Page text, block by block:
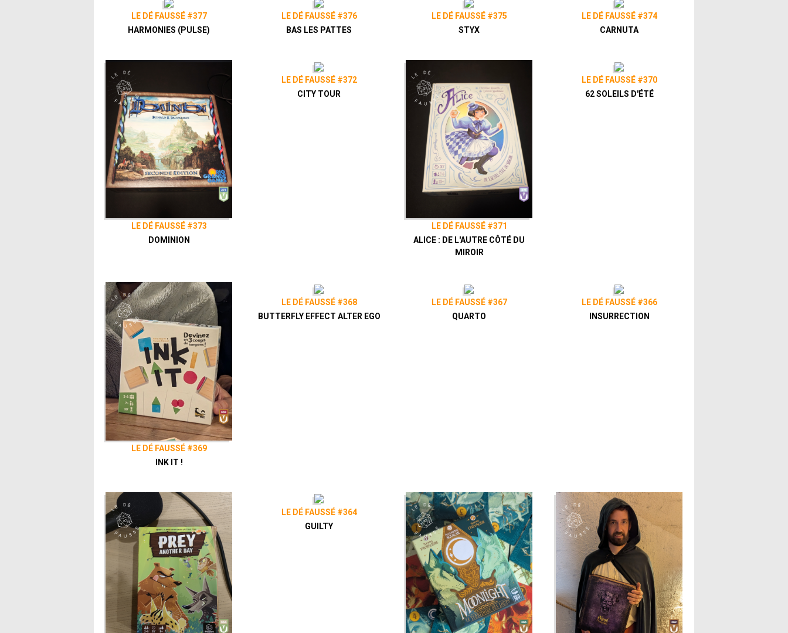
LE DÉ FAUSSÉ #377
HARMONIES (PULSE)
LE DÉ FAUSSÉ #376
BAS LES PATTES
LE DÉ FAUSSÉ #375
STYX
LE DÉ FAUSSÉ #374
CARNUTA
LE DÉ FAUSSÉ #373
DOMINION
LE DÉ FAUSSÉ #372
CITY TOUR
LE DÉ FAUSSÉ #371
ALICE : DE L'AUTRE CÔTÉ DU
MIROIR
LE DÉ FAUSSÉ #370
62 SOLEILS D'ÉTÉ
LE DÉ FAUSSÉ #369
INK IT !
LE DÉ FAUSSÉ #368
BUTTERFLY EFFECT ALTER EGO
LE DÉ FAUSSÉ #367
QUARTO
LE DÉ FAUSSÉ #366
INSURRECTION
LE DÉ FAUSSÉ #364
GUILTY